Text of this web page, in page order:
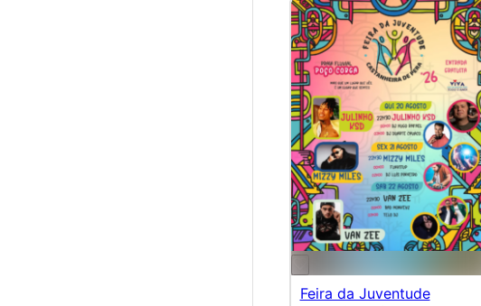
Feira da Juventude